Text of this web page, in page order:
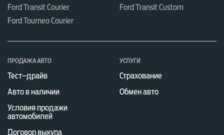
Ford Transit Courier
Ford Transit Custom
Ford Tourneo Courier
ПРОДАЖА АВТО
Тест–драйв
Авто в наличии
Условия продажи
автомобилей
Договор выкупа
УСЛУГИ
Страхование
Обмен авто